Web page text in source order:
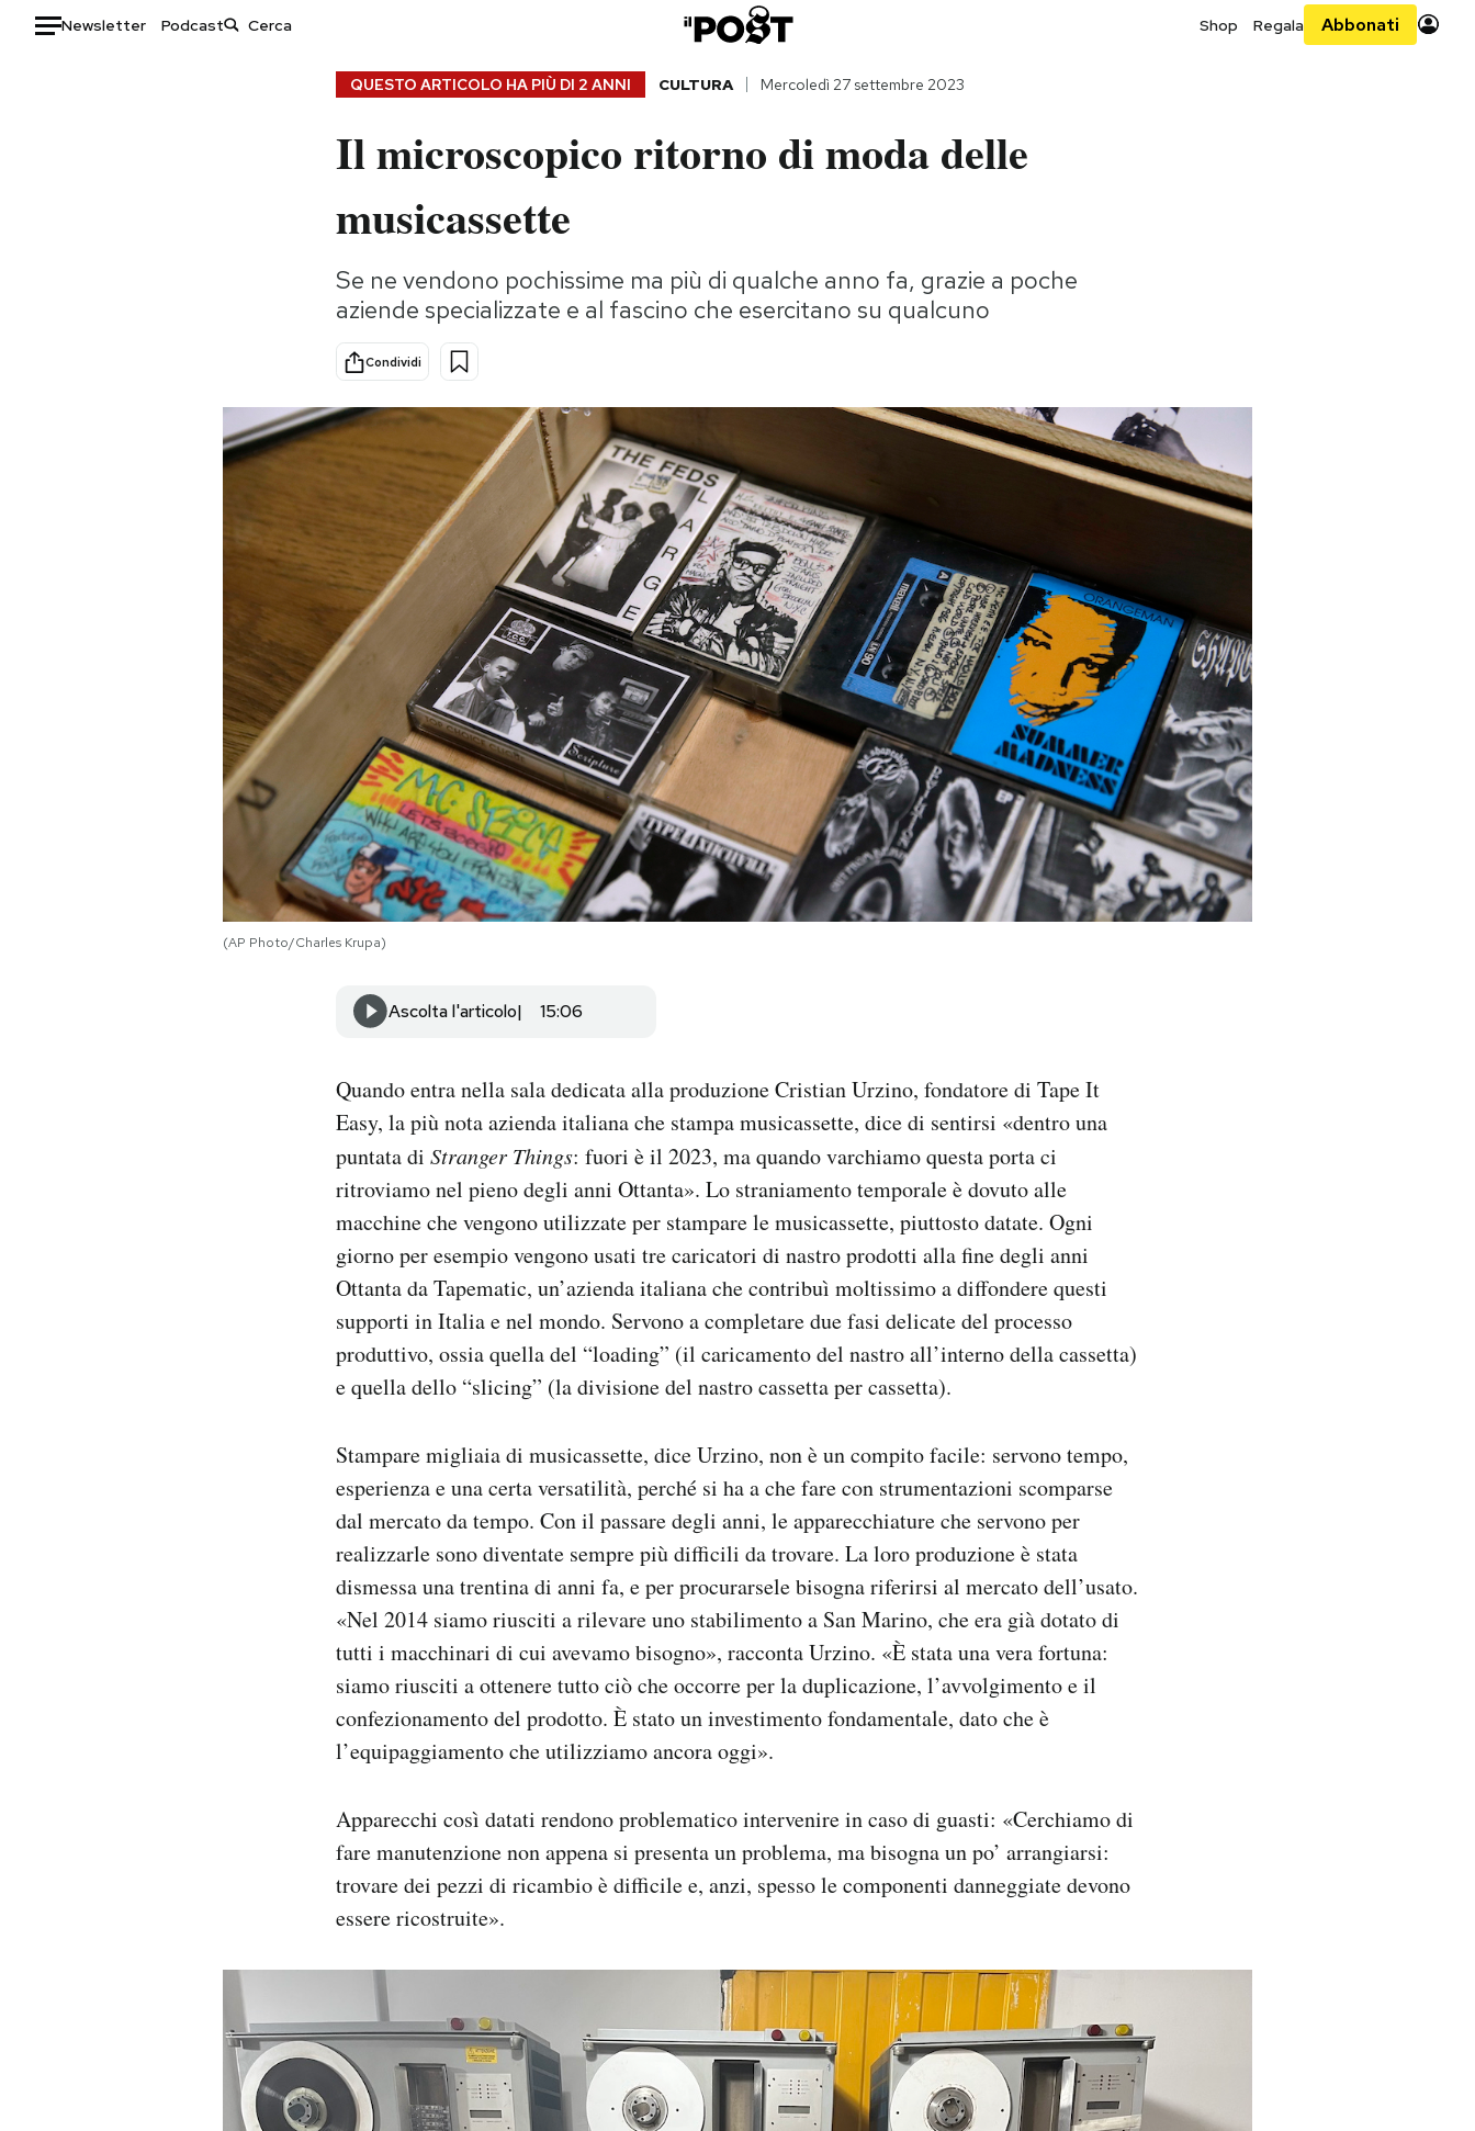
Newsletter Podcast Shop Regala Abbonati
Storie/Idee
Ok Boomer!
Altrecose
Mondiali calcio 2026
QUESTO ARTICOLO HA PIÙ DI 2 ANNI CULTURA Mercoledì 27 settembre 2023
Il microscopico ritorno di moda delle
musicassette
Se ne vendono pochissime ma più di qualche anno fa, grazie a poche
aziende specializzate e al fascino che esercitano su qualcuno
Condividi
(AP Photo/Charles Krupa)
Ascolta l'articolo 15:06
Quando entra nella sala dedicata alla produzione Cristian Urzino, fondatore di Tape It
Easy, la più nota azienda italiana che stampa musicassette, dice di sentirsi «dentro una
puntata di Stranger Things: fuori è il 2023, ma quando varchiamo questa porta ci
ritroviamo nel pieno degli anni Ottanta». Lo straniamento temporale è dovuto alle
macchine che vengono utilizzate per stampare le musicassette, piuttosto datate. Ogni
giorno per esempio vengono usati tre caricatori di nastro prodotti alla fine degli anni
Ottanta da Tapematic, un’azienda italiana che contribuì moltissimo a diffondere questi
supporti in Italia e nel mondo. Servono a completare due fasi delicate del processo
produttivo, ossia quella del “loading” (il caricamento del nastro all’interno della cassetta)
e quella dello “slicing” (la divisione del nastro cassetta per cassetta).
Stampare migliaia di musicassette, dice Urzino, non è un compito facile: servono tempo,
esperienza e una certa versatilità, perché si ha a che fare con strumentazioni scomparse
dal mercato da tempo. Con il passare degli anni, le apparecchiature che servono per
realizzarle sono diventate sempre più difficili da trovare. La loro produzione è stata
dismessa una trentina di anni fa, e per procurarsele bisogna riferirsi al mercato dell’usato.
«Nel 2014 siamo riusciti a rilevare uno stabilimento a San Marino, che era già dotato di
tutti i macchinari di cui avevamo bisogno», racconta Urzino. «È stata una vera fortuna:
siamo riusciti a ottenere tutto ciò che occorre per la duplicazione, l’avvolgimento e il
confezionamento del prodotto. È stato un investimento fondamentale, dato che è
l’equipaggiamento che utilizziamo ancora oggi».
Apparecchi così datati rendono problematico intervenire in caso di guasti: «Cerchiamo di
fare manutenzione non appena si presenta un problema, ma bisogna un po’ arrangiarsi:
trovare dei pezzi di ricambio è difficile e, anzi, spesso le componenti danneggiate devono
essere ricostruite».